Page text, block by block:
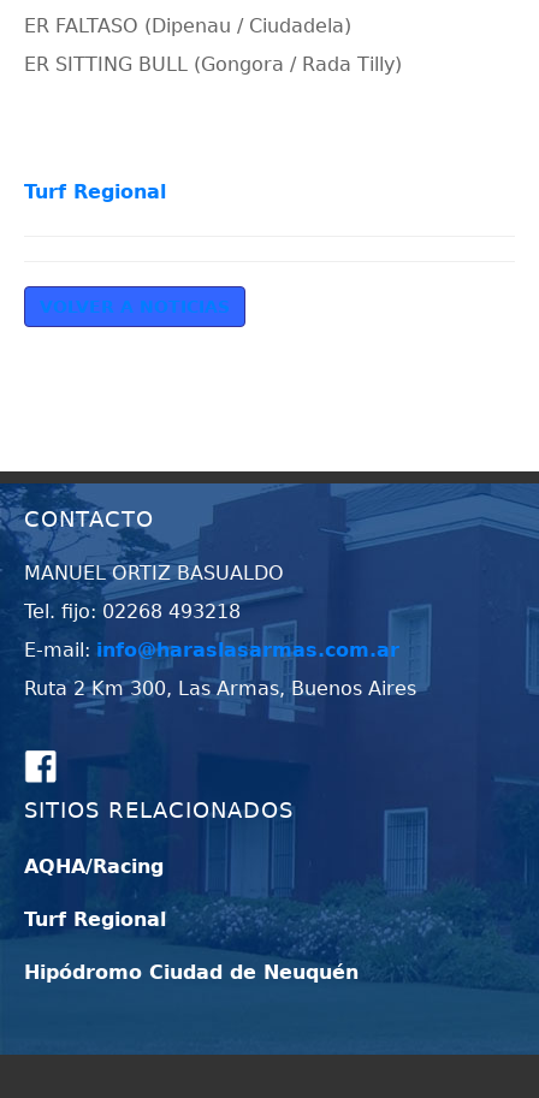
ER FALTASO (Dipenau / Ciudadela)
ER SITTING BULL (Gongora / Rada Tilly)
Turf Regional
VOLVER A NOTICIAS
CONTACTO
MANUEL ORTIZ BASUALDO
Tel. fijo: 02268 493218
E-mail: info@haraslasarmas.com.ar
Ruta 2 Km 300, Las Armas, Buenos Aires
SITIOS RELACIONADOS
AQHA/Racing
Turf Regional
Hipódromo Ciudad de Neuquén